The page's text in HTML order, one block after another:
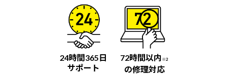
24時間365日
サポート
72時間以内 ※2
の修理対応